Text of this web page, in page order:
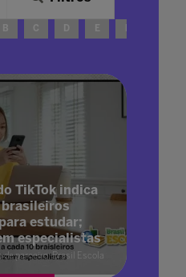
B C E
TikTok indica
brasileiros
estudar;
especialistas
de parceiro: Brasil Escola